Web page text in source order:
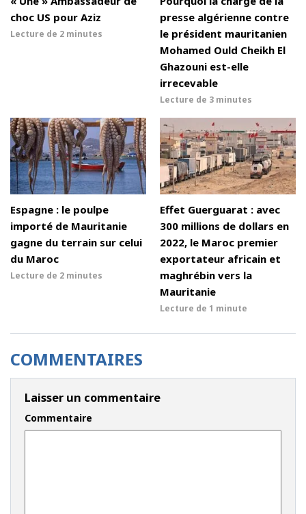
choc US pour Aziz
Lecture de 2 minutes
presse algérienne contre
le président mauritanien
Mohamed Ould Cheikh El
Ghazouni est-elle
irrecevable
Lecture de 3 minutes
Espagne : le poulpe
importé de Mauritanie
gagne du terrain sur celui
du Maroc
Lecture de 2 minutes
Effet Guerguarat : avec
300 millions de dollars en
2022, le Maroc premier
exportateur africain et
maghrébin vers la
Mauritanie
Lecture de 1 minute
COMMENTAIRES
Laisser un commentaire
Commentaire